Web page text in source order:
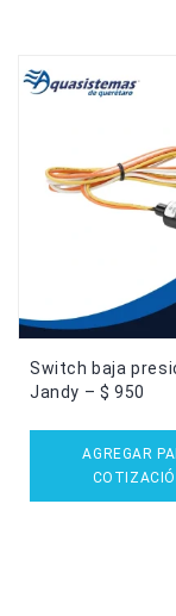
Switch baja
Jandy – $ 950
AGREGAR